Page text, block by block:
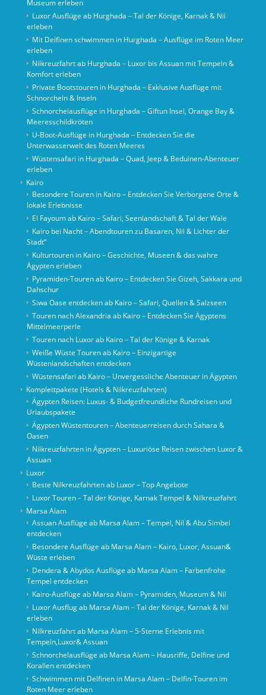
Museum erleben
Luxor Ausflüge ab Hurghada – Tal der Könige, Karnak & Nil
erleben
Mit Delfinen schwimmen in Hurghada – Ausflüge im Roten Meer
erleben
Nilkreuzfahrt ab Hurghada – Luxor bis Assuan mit Tempeln &
Komfort erleben
Private Bootstouren in Hurghada – Exklusive Ausflüge mit
Schnorcheln & Inseln
Schnorchelausflüge in Hurghada – Giftun Insel, Orange Bay &
Meeresschildkröten
U-Boot-Ausflüge in Hurghada – Entdecken Sie die
Unterwasserwelt des Roten Meeres
Wüstensafari in Hurghada – Quad, Jeep & Beduinen-Abenteuer
erleben
Kairo
Besondere Touren in Kairo – Entdecken Sie Verborgene Orte &
lokale Erlebnisse
El Fayoum ab Kairo – Safari, Seenlandschaft & Tal der Wale
Kairo bei Nacht – Abendtouren zu Basaren, Nil & Lichter der
Stadt“
Kulturtouren in Kairo – Geschichte, Museen & das wahre
Ägypten erleben
Pyramiden-Touren ab Kairo – Entdecken Sie Gizeh, Sakkara und
Dahschur
Siwa Oase entdecken ab Kairo – Safari, Quellen & Salzseen
Touren nach Alexandria ab Kairo – Entdecken Sie Ägyptens
Mittelmeerperle
Touren nach Luxor ab Kairo – Tal der Könige & Karnak
Weiße Wüste Touren ab Kairo – Einzigartige
Wüstenlandschaften entdecken
Wüstensafari ab Kairo – Unvergessliche Abenteuer in Ägypten
Komplettpakete (Hotels & Nilkreuzfahrten)
Ägypten Reisen: Luxus- & Budgetfreundliche Rundreisen und
Urlaubspakete
Ägypten Wüstentouren – Abenteuerreisen durch Sahara &
Oasen
Nilkreuzfahrten in Ägypten – Luxuriöse Reisen zwischen Luxor &
Assuan
Luxor
Beste Nilkreuzfahrten ab Luxor – Top Angebote
Luxor Touren – Tal der Könige, Karnak Tempel & Nilkreuzfahrt
Marsa Alam
Assuan Ausflüge ab Marsa Alam – Tempel, Nil & Abu Simbel
entdecken
Besondere Ausflüge ab Marsa Alam – Kairo, Luxor, Assuan&
Wüste erleben
Dendera & Abydos Ausflüge ab Marsa Alam – Farbenfrohe
Tempel entdecken
Kairo-Ausflüge ab Marsa Alam – Pyramiden, Museum & Nil
Luxor Ausflug ab Marsa Alam – Tal der Könige, Karnak & Nil
erleben
Nilkreuzfahrt ab Marsa Alam – 5-Sterne Erlebnis mit
Tempeln,Luxor& Assuan
Schnorchelausflüge ab Marsa Alam – Hausriffe, Delfine und
Korallen entdecken
Schwimmen mit Delfinen in Marsa Alam – Delfin-Touren im
Roten Meer erleben